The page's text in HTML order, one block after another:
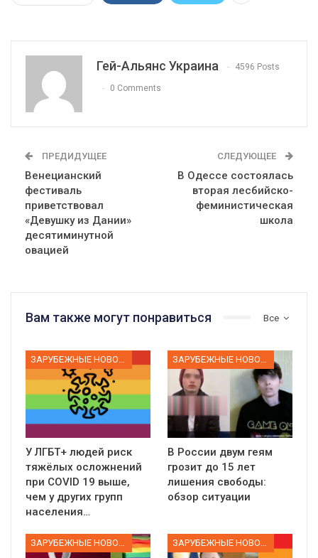
Гей-Альянс Украина 4596 Posts
0 Comments
ПРЕДИДУЩЕЕ
Венецианский
фестиваль
приветствовал
«Девушку из Дании»
десятиминутной
овацией
СЛЕДУЮЩЕЕ
В Одессе состоялась
вторая лесбийско-
феминистическая
школа
Все
Вам также могут понравиться
ЗАРУБЕЖНЫЕ НОВОСТИ
У ЛГБТ+ людей риск
тяжёлых осложнений
при COVID 19 выше,
чем у других групп
населения…
ЗАРУБЕЖНЫЕ НОВОСТИ
В России двум геям
грозит до 15 лет
лишения свободы:
обзор ситуации
ЗАРУБЕЖНЫЕ НОВОСТИ ЗАРУБЕЖНЫЕ НОВОСТИ